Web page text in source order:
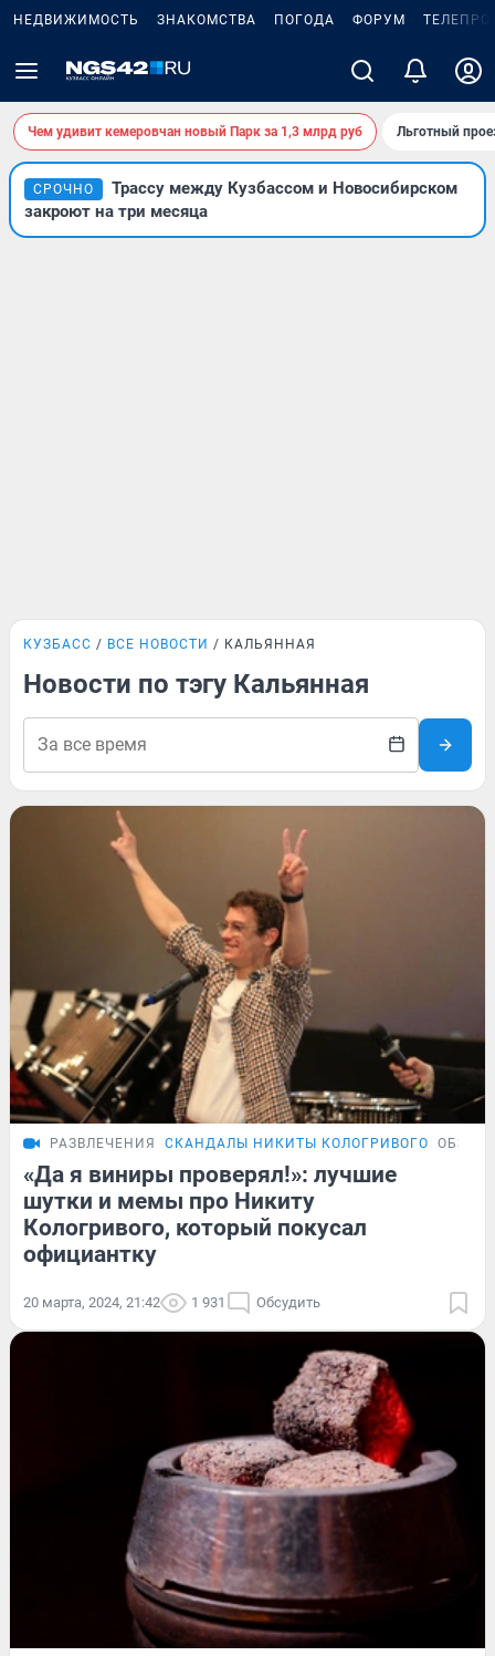
НЕДВИЖИМОСТЬ ЗНАКОМСТВА ПОГОДА ФОРУМ
Чем удивит кемеровчан новый Парк за 1,3 млрд руб Льготный
СРОЧНО
Трассу между Кузбассом и Новосибирском
закроют на три месяца
КУЗБАСС ВСЕ НОВОСТИ КАЛЬЯННАЯ
Новости по тэгу Кальянная
РАЗВЛЕЧЕНИЯ СКАНДАЛЫ НИКИТЫ КОЛОГРИВОГО ОБЗОР
«Да я виниры проверял!»: лучшие
шутки и мемы про Никиту
Кологривого, который покусал
официантку
20 марта, 2024, 21:42 1 931 Обсудить